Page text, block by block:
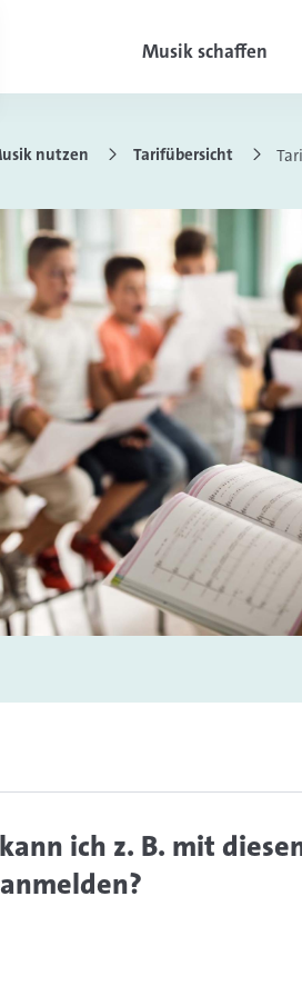
Musik schaffen
nutzen Tarifübersicht
ich z. B. mit